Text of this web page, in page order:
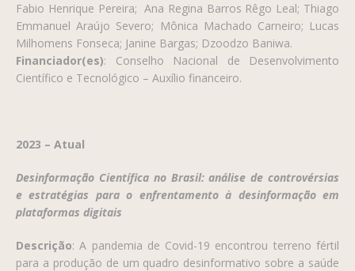
Fabio Henrique Pereira; Ana Regina Barros Rêgo Leal; Thiago
Emmanuel Araújo Severo; Mônica Machado Carneiro; Lucas
Milhomens Fonseca; Janine Bargas; Dzoodzo Baniwa.
Financiador(es): Conselho Nacional de Desenvolvimento
Científico e Tecnológico – Auxílio financeiro.
2023 – Atual
Desinformação Científica no Brasil: análise de controvérsias
e estratégias para o enfrentamento à desinformação em
plataformas digitais
Descrição:A pandemia de Covid-19 encontrou terreno fértil
para a produção de um quadro desinformativo sobre a saúde